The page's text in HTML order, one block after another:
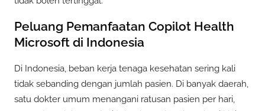
Peluang Pemanfaatan Copilot Health
Microsoft di Indonesia
Di Indonesia, beban kerja tenaga kesehatan sering kali
tidak sebanding dengan jumlah pasien. Di banyak daerah,
satu dokter umum menangani ratusan pasien per hari,